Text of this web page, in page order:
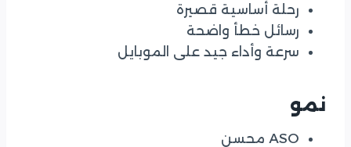
رحلة أساسية قصيرة
رسائل خطأ واضحة
سرعة وأداء جيد على الموبايل
نمو
ASO محسن